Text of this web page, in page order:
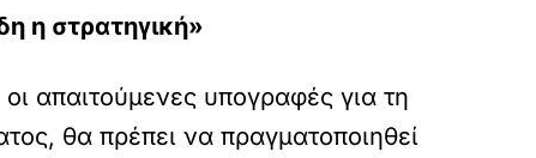
η στρατηγική»
απαιτούμενες υπογραφές για τη
θα πρέπει να πραγματοποιηθεί